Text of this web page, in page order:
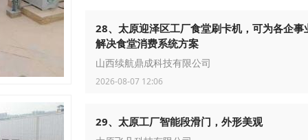
28、太原迎泽区工厂食堂刷卡机，可为各企事
解决食堂消费系统方案
山西续航鼎成科技有限公司
2026-08-07 12:06
29、太原工厂智能段滑门，外形美观